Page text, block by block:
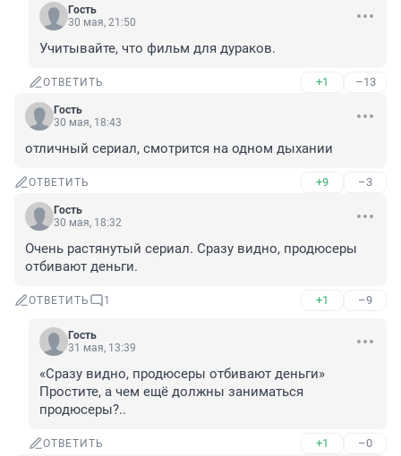
Гость
30 мая, 21:50
Учитывайте, что фильм для дураков.
ОТВЕТИТЬ +1 –13
Гость
30 мая, 18:43
отличный сериал, смотрится на одном дыхании
ОТВЕТИТЬ +9 –3
Гость
30 мая, 18:32
Очень растянутый сериал. Сразу видно, продюсеры
отбивают деньги.
ОТВЕТИТЬ 1 +1 –9
Гость
31 мая, 13:39
«Сразу видно, продюсеры отбивают деньги»
Простите, а чем ещё должны заниматься
продюсеры?..
ОТВЕТИТЬ +1 –0